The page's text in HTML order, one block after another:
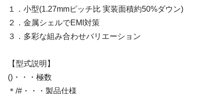
１．小型(1.27mmピッチ比 実装面積約50%ダウン)
２．金属シェルでEMI対策
３．多彩な組み合わせバリエーション
【型式説明】
()・・・極数
＊/#・・・製品仕様